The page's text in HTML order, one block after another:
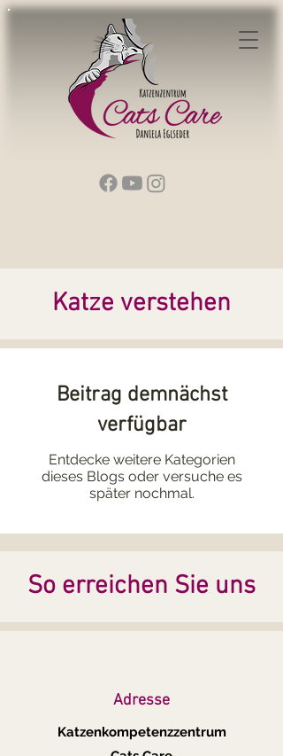
Katze verstehen
Beitrag demnächst
verfügbar
Entdecke weitere Kategorien
dieses Blogs oder versuche es
später nochmal.
So erreichen Sie uns
Adresse
Katzenkompetenzzentrum